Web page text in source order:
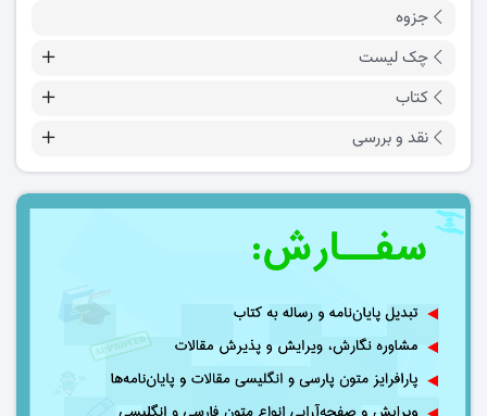
جزوه
چک لیست
کتاب
نقد و بررسی